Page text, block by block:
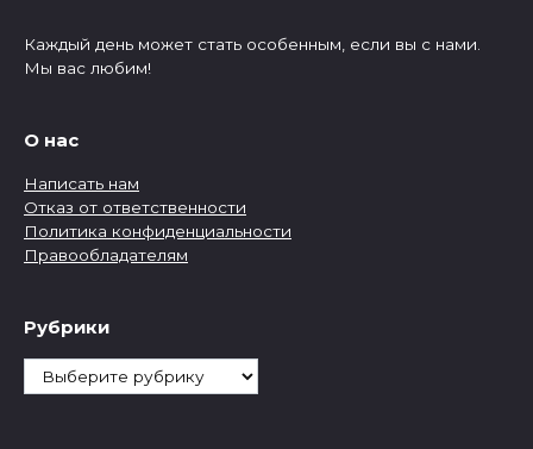
Каждый день может стать особенным, если вы с нами.
Мы вас любим!
О нас
Написать нам
Отказ от ответственности
Политика конфиденциальности
Правообладателям
Рубрики
Рубрики